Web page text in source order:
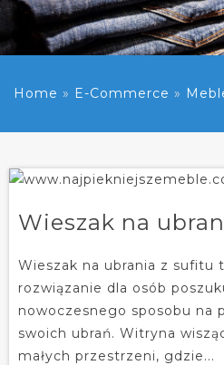
Home » E-Commerce »
Wieszak na
Wieszak na ubrania z sufitu
rozwiązanie dla osób
nowoczesnego sposobu na
swoich ubrań. Witryna
małych przestrzeni, gdzie...